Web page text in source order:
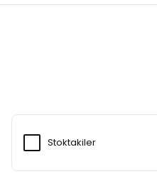
Stoktakiler